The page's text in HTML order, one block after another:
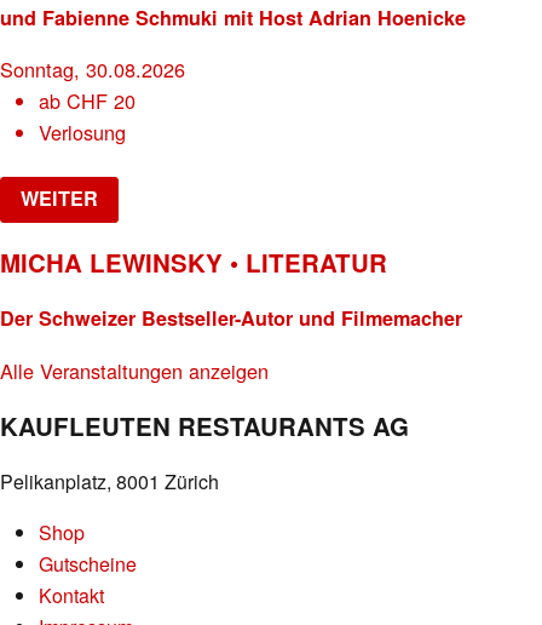
und Fabienne Schmuki mit Host Adrian Hoenicke
Sonntag, 30.08.2026
abCHF 20
Verlosung
WEITER
MICHA LEWINSKY • LITERATUR
Der Schweizer Bestseller-Autor und Filmemacher
Alle Veranstaltungen anzeigen
KAUFLEUTEN RESTAURANTS AG
Pelikanplatz, 8001 Zürich
Shop
Gutscheine
Kontakt